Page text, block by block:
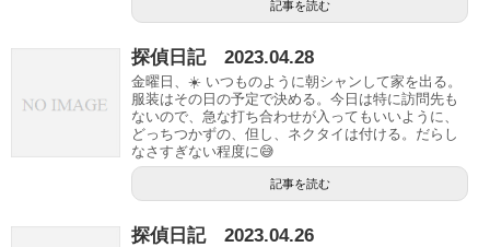
記事を読む
探偵日記 2023.04.28
金曜日、☀️ いつものように朝シャンして家を出る。
服装はその日の予定で決める。今日は特に訪問先も
ないので、急な打ち合わせが入ってもいいように、
どっちつかずの、但し、ネクタイは付ける。だらし
なさすぎない程度に😅
記事を読む
探偵日記 2023.04.26